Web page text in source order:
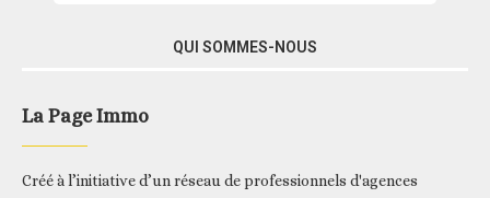
QUI SOMMES-NOUS
La Page Immo
Créé à l’initiative d’un réseau de professionnels d'agences